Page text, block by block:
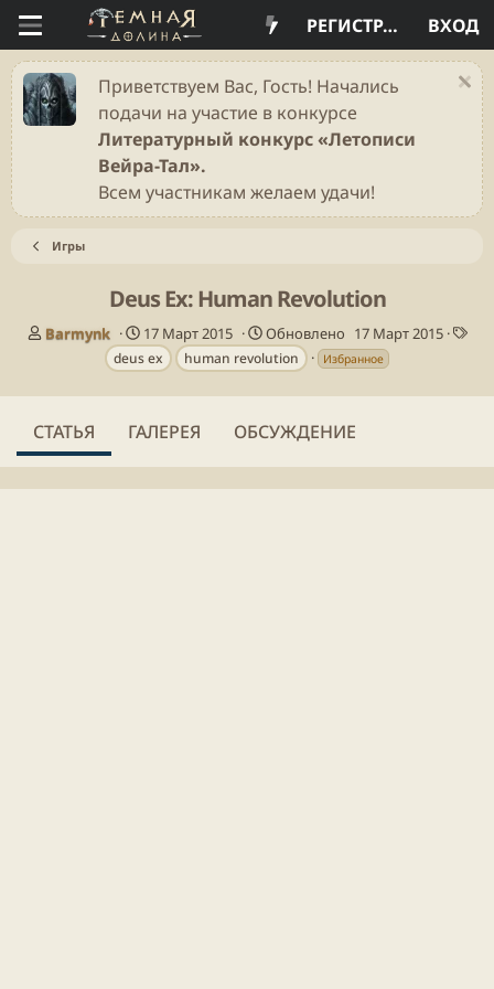
ВХОД
РЕГИСТРАЦИЯ
Приветствуем Вас, Гость! Начались
подачи на участие в конкурсе
Литературный конкурс «Летописи
Вейра-Тал».
Всем участникам желаем удачи!
Игры
Deus Ex: Human Revolution
А
о
Barmynk
Д
а
т
а
у
17 Март 2015 Обновлено 17 Март 2015
Т
и
deus ex human revolution Избранное
СТАТЬЯ ГАЛЕРЕЯ ОБСУЖДЕНИЕ